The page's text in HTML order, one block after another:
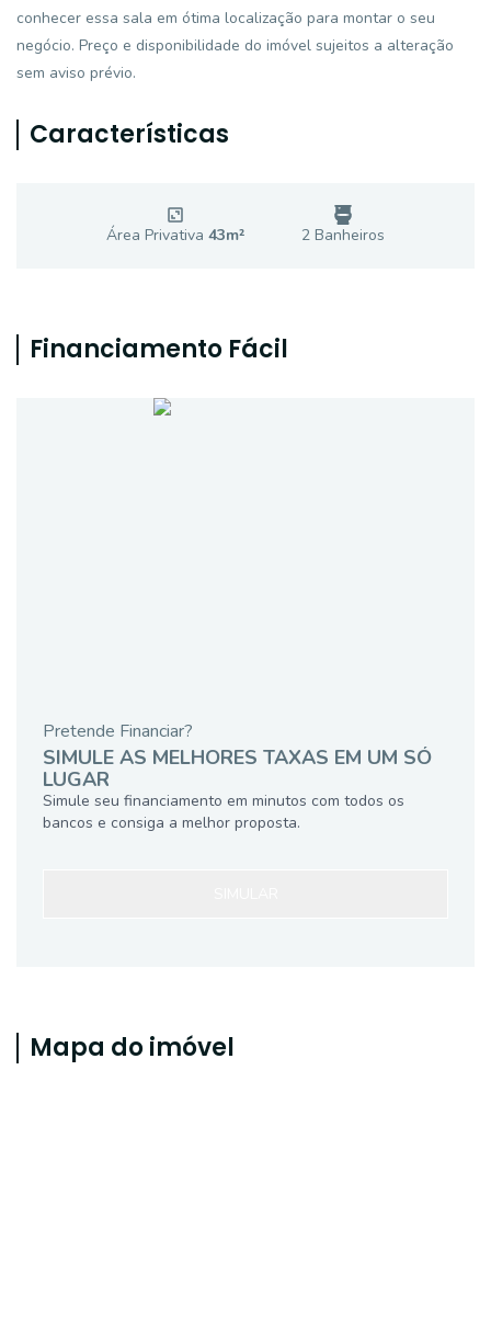
conhecer essa sala em ótima localização para montar o seu
negócio. Preço e disponibilidade do imóvel sujeitos a alteração
sem aviso prévio.
Características
Área Privativa 43m² 2 Banheiros
Financiamento Fácil
Pretende Financiar?
SIMULE AS MELHORES TAXAS EM UM SÓ
LUGAR
Simule seu financiamento em minutos com todos os
bancos e consiga a melhor proposta.
Mapa do imóvel